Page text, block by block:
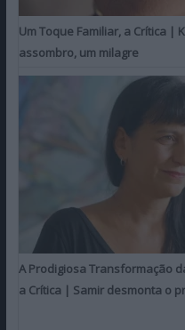
Um Toque Familiar, a Crítica |
assombro, um milagre
A Prodigiosa Transformação
a Crítica | Samir desmonta o